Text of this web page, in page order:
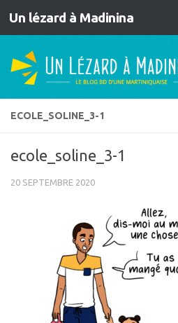
Skip to content
Un lézard à Madinina
ECOLE_SOLINE_3-1
ecole_soline_3-1
20 SEPTEMBRE 2020